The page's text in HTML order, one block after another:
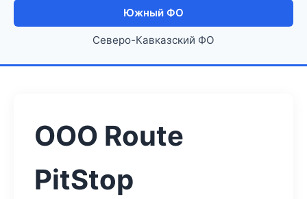
Южный ФО
Северо-Кавказский ФО
ООО Route
PitStop